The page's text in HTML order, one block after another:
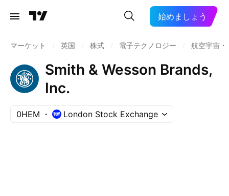
始めましょう
マーケット 英国 株式 電子テクノロジー 航空宇宙・
Smith & Wesson Brands,
Inc.
0HEM London Stock Exchange